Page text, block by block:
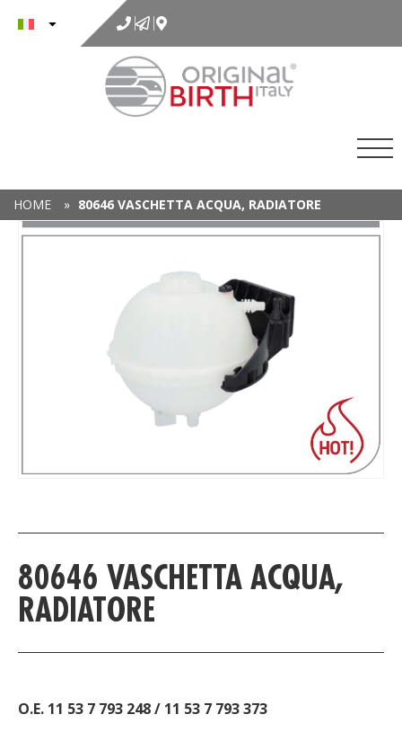
contenuto
HOME » 80646 VASCHETTA ACQUA, RADIATORE
PRODUCT DETAIL
80646 VASCHETTA ACQUA,
RADIATORE
O.E. 11 53 7 793 248 / 11 53 7 793 373